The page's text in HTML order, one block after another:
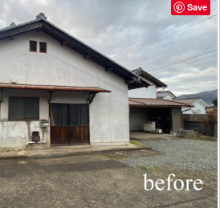
Save